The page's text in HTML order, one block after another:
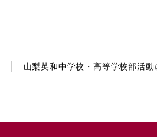
山梨英和中学校・高等学校部活